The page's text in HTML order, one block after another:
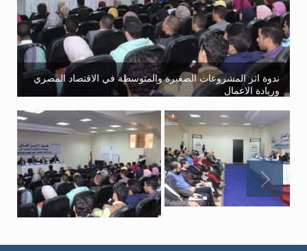
ندوة اثر المشروعات الصغيرة والمتوسطة في الاقتصاد المصري
وريادة الاعمال